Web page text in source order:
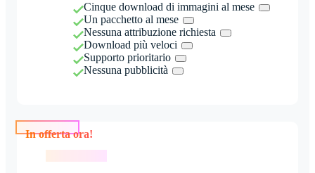
Cinque download di immagini al mese
Un pacchetto al mese
Nessuna attribuzione richiesta
Download più veloci
Supporto prioritario
Nessuna pubblicità